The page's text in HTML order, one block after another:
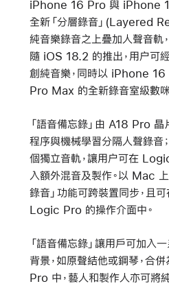
iPhone 16 Pro 與 iPhone
全新「分層錄音」(Layered
純音樂錄音之上疊加人聲音軌
隨 iOS 18.2 的推出，用户可
創純音樂，同時以 iPhone
Pro Max 的全新錄音室級數咪
「語音備忘錄」由 A18 Pro 晶
程序與機械學習分隔人聲錄音
個獨立音軌，讓用户可在
入額外混音及製作。以 Mac 上
錄音」功能可跨裝置同步，且
Logic Pro 的操作介面中。
「語音備忘錄」讓用戶可加入
背景，如原聲結他或鋼琴，合
Pro 中，藝人和製作人亦可將